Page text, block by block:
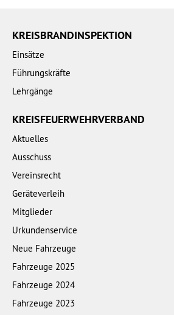
KREISBRANDINSPEKTION
Einsätze
Führungskräfte
Lehrgänge
KREISFEUERWEHRVERBAND
Aktuelles
Ausschuss
Vereinsrecht
Geräteverleih
Mitglieder
Urkundenservice
Neue Fahrzeuge
Fahrzeuge 2025
Fahrzeuge 2024
Fahrzeuge 2023